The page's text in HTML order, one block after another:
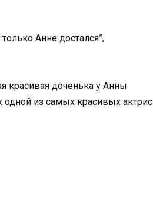
Анне достался”,
красивая доченька у Анны
одной из самых красивых актрис